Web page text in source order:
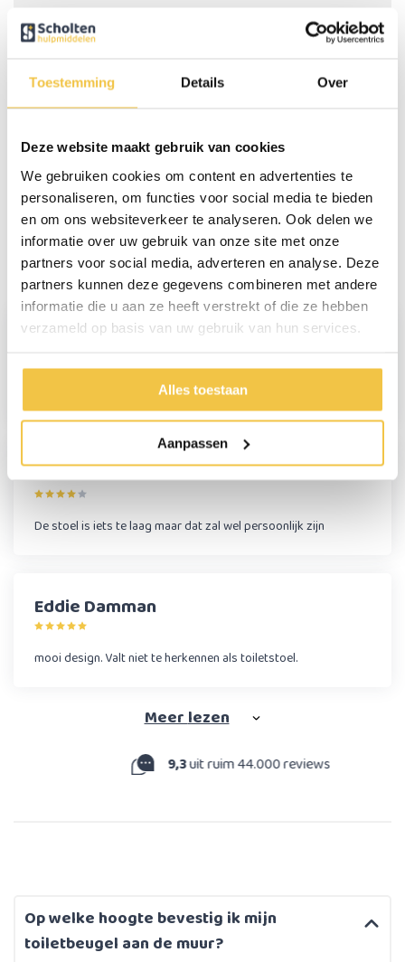
Toestemming Details Over
Deze website maakt gebruik van cookies
We gebruiken cookies om content en advertenties te
personaliseren, om functies voor social media te bieden
en om ons websiteverkeer te analyseren. Ook delen we
informatie over uw gebruik van onze site met onze
partners voor social media, adverteren en analyse. Deze
partners kunnen deze gegevens combineren met andere
informatie die u aan ze heeft verstrekt of die ze hebben
verzameld op basis van uw gebruik van hun services.
Alles toestaan
Aanpassen
Totale diepte
46 cm
Totale hoogte
Meer
Persoonlijk advies
Start chat
Reviews (5)
J.H.C. Gestel van
minder gebruiksvriendelijk als verwacht.
Michel Schouten
De stoel is iets te laag maar dat zal wel persoonlijk zijn
Eddie Damman
mooi design. Valt niet te herkennen als toiletstoel.
Meerlezen
9,3 uit ruim 44.000 reviews
Op welke hoogte bevestig ik mijn
toiletbeugel aan de muur?